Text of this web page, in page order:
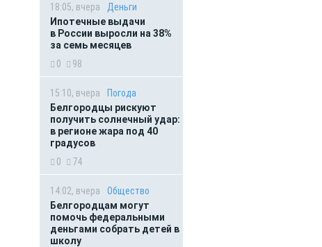
18:05, вчера
Деньги
Ипотечные выдачи
в России выросли на 38%
за семь месяцев
0
98
15:10, вчера
Погода
Белгородцы рискуют
получить солнечный удар:
в регионе жара под 40
градусов
0
74
14:02, вчера
Общество
Белгородцам могут
помочь федеральными
деньгами собрать детей в
школу